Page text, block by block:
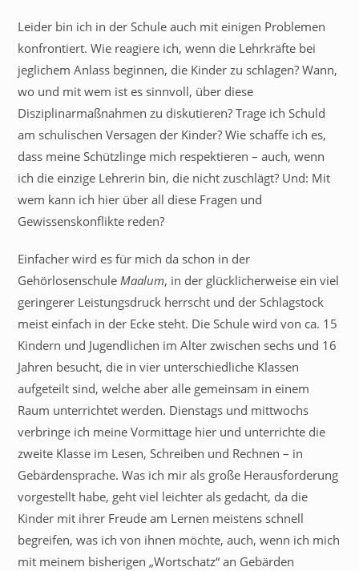
Leider bin ich in der Schule auch mit einigen Problemen
konfrontiert. Wie reagiere ich, wenn die Lehrkräfte bei
jeglichem Anlass beginnen, die Kinder zu schlagen? Wann,
wo und mit wem ist es sinnvoll, über diese
Disziplinarmaßnahmen zu diskutieren? Trage ich Schuld
am schulischen Versagen der Kinder? Wie schaffe ich es,
dass meine Schützlinge mich respektieren – auch, wenn
ich die einzige Lehrerin bin, die nicht zuschlägt? Und: Mit
wem kann ich hier über all diese Fragen und
Gewissenskonflikte reden?
Einfacher wird es für mich da schon in der
GehörlosenschuleMaalum, in der glücklicherweise ein viel
geringerer Leistungsdruck herrscht und der Schlagstock
meist einfach in der Ecke steht. Die Schule wird von ca. 15
Kindern und Jugendlichen im Alter zwischen sechs und 16
Jahren besucht, die in vier unterschiedliche Klassen
aufgeteilt sind, welche aber alle gemeinsam in einem
Raum unterrichtet werden. Dienstags und mittwochs
verbringe ich meine Vormittage hier und unterrichte die
zweite Klasse im Lesen, Schreiben und Rechnen – in
Gebärdensprache. Was ich mir als große Herausforderung
vorgestellt habe, geht viel leichter als gedacht, da die
Kinder mit ihrer Freude am Lernen meistens schnell
begreifen, was ich von ihnen möchte, auch, wenn ich mich
mit meinem bisherigen „Wortschatz“ an Gebärden